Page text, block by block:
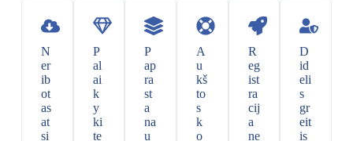
N
er
ib
ot
as
at
si
P
al
ai
k
y
ki
te
P
ap
ra
st
a
na
u
A
u
kš
to
s
k
o
R
eg
ist
ra
cij
a
ne
D
id
eli
s
gr
eit
is